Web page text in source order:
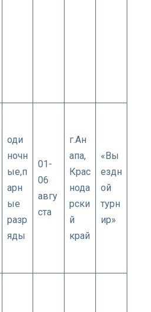
оди
ночн
ые,п
арн
ые
разр
яды
01-
06
авгу
ста
г.Ан
апа,
Крас
нода
рски
й
край
«Вы
ездн
ой
турн
ир»